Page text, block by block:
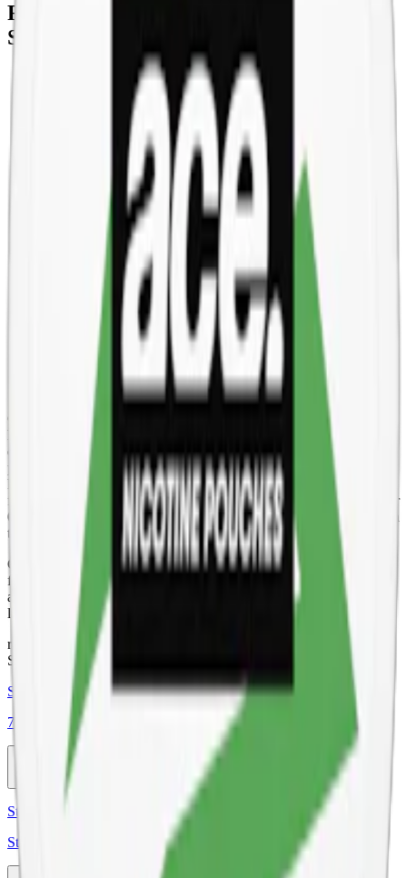
Fakta om General G.3 Blue Mint Extra
Stark Slim White Portionssnus
General G.3
Swedish Match
white portionssnus
normal
extra starkt snus
Format/storlek:
tobak
pepparmint
Ingredienser: tobak, vatten, salt, fuktighetsbevarande medel
(E1520, propan-1,2-diol), surhetsreglerande medel (E500,
natriumkarbonater), växtfiber, aromer, sötningsmedel (E950,
acesulfam k)
Om General G.3 Blue Mint Extra Stark
General G.3 Blue Mint från Swedish Match är ett snus av hög
kvalitet. Blue Mint vit portion kännetecknas av en extra styrka samt
en ljus och kryddig tobakskaraktär, framhävande toner av frisk
pepparmint och kompletteras med en subtil touch av ceder och
kakao. Varje dosa innehåller 24 långsmala, stora prillor med en lätt
fuktig yta, vilket ger en omedelbar smakfrisättning. Varje prilla väger
0,7 gram och har en nikotinhalt på 18 milligram, vilket resulterar i en
total nikotinhalt på 2,6 procent.
G.3 Blue Mint Extra Stark Slim tillverkas av tobak, vatten, salt,
fuktighetsbevarande medel, surhetsreglerande medel, växtfiber,
aromer och sötningsmedel. Den något torrare ytan bidrar till en
längre hållbarhet och mindre rinnighet under användandet
relaterade produkter
Stark
Styrka Stark · Slim
77 Fresh Mint 3
329,90 kr
Köp
Styrka Normal · Slim
Stingfree Blue Mint